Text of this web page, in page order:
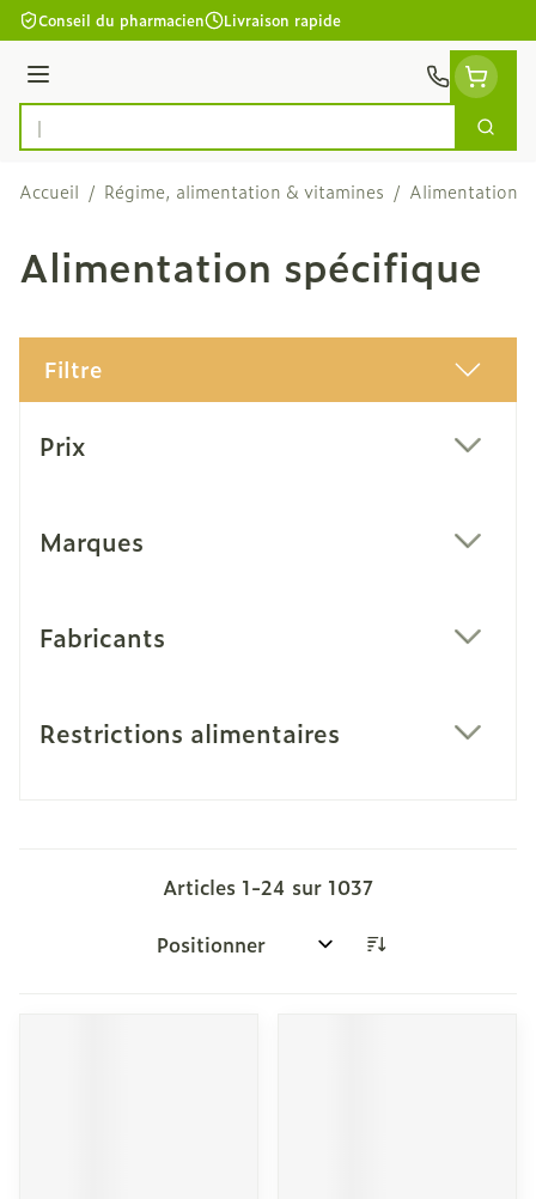
Aller au contenu
Conseil du pharmacien Livraison rapide
Menu
Rechercher
Accueil / Régime, alimentation & vitamines / Alimentation
Alimentation spécifique
Filtre
Prix
Marques
Fabricants
Restrictions alimentaires
Articles 1-24 sur 1037
Trier par: